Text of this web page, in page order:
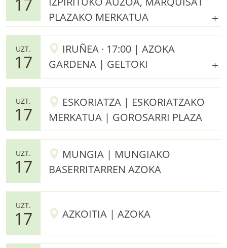
PLAZAKO MERKATUA
UZT.
17
IRUÑEA · 17:00 | AZOKA
GARDENA | GELTOKI
UZT.
17
ESKORIATZA | ESKORIATZAKO
MERKATUA | GOROSARRI PLAZA
UZT.
17
MUNGIA | MUNGIAKO
BASERRITARREN AZOKA
UZT.
17 AZKOITIA | AZOKA